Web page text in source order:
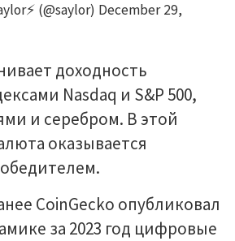
(@saylor) December 29,
доходность
Nasdaq и S&P 500,
и серебром. В этой
оказывается
CoinGecko опубликовал
за 2023 год цифровые